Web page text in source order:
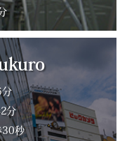
分
分
30秒